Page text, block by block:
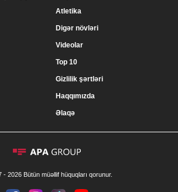
Atletika
Digər növləri
Videolar
Top 10
Gizlilik şərtləri
Haqqımızda
Əlaqə
- 2026 Bütün müəllif hüquqları qorunur.